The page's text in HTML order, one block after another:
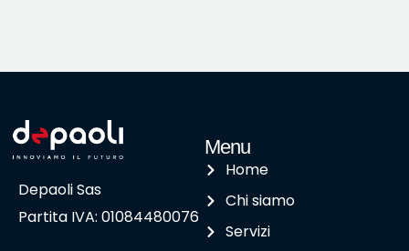
Depaoli Sas
Partita IVA: 01084480076
Menu
Home
Chi siamo
Servizi